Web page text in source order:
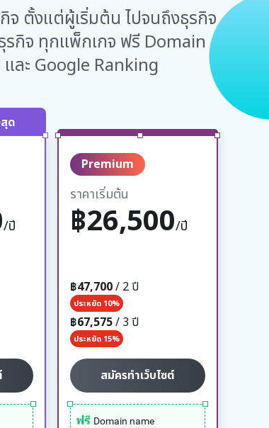
จ ตั้งแต่ผู้เริ่มต้น ไปจนถึงธุรกิจ
รกิจ ทุกแพ็กเกจ ฟรี Domain
และ Google Ranking
ด
/ปี
Premium
ราคาเริ่มต้น
฿26,500/ปี
฿47,700/ 2 ปี
ประหยัด 10%
฿67,575/ 3 ปี
ประหยัด 15%
สมัครทำเว็บไซต์
ฟรี Domain name